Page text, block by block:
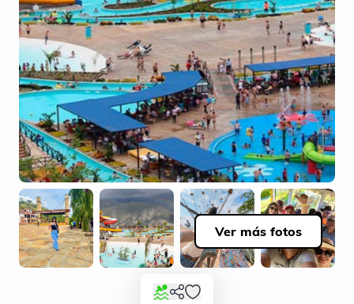
Ver más fotos